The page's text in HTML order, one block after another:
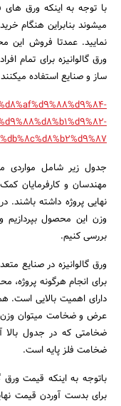
با توجه به اینکه ورق
میشوند بنابراین هنگام
نمایید. عمدتا فروش این
ورق گالوانیزه برای تمام
ساز و صنایع استفاده
جدول زیر شامل
مهندسان و کارفرمایان
نهایی پروژه داشته باشند.
وزن این محصول بپردازیم
بررسی کنیم.
ورق گالوانیزه در صنایع
برای انجام هرگونه پروژه،
دارای اهمیت بالایی است.
عرض و ضخامت میتوان وزن
ضخامتی که در جدول
ضخامت فلز پایه است.
باتوجه به اینکه قیمت ورق
برای بدست آوردن قیمت